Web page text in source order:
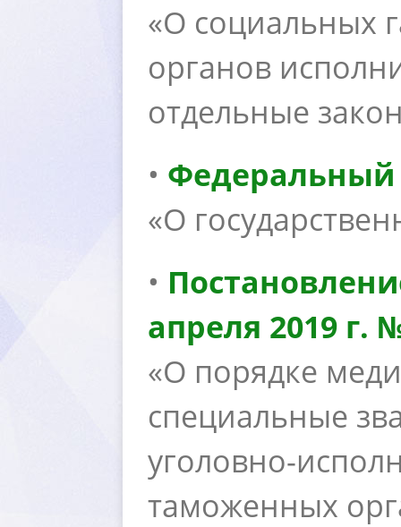
«О социальных
органов
отдельные
• Федеральный
«О
•
апреля 2019 г.
«О порядке
специальные
уголовно-
таможенных